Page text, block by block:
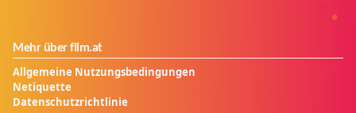
Mehr über film.at
Allgemeine Nutzungsbedingungen
Netiquette
Datenschutzrichtlinie